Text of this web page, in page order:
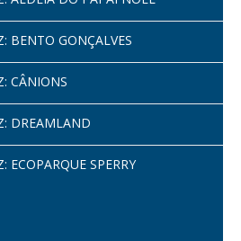
BENTO GONÇALVES
CÂNIONS
DREAMLAND
ECOPARQUE SPERRY